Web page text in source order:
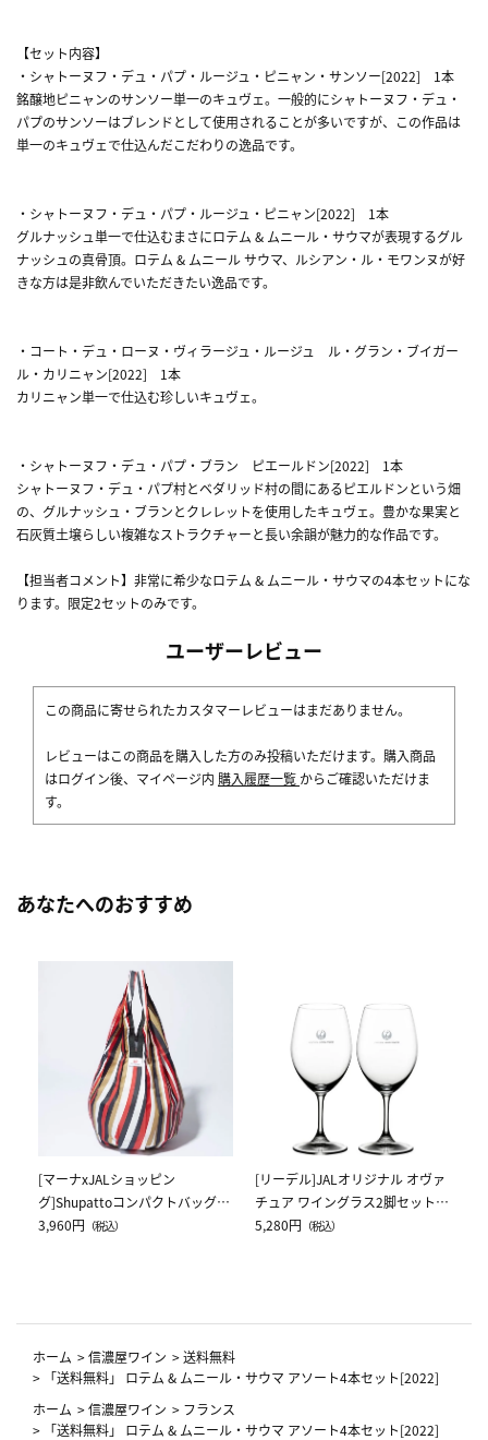
【セット内容】
・シャトーヌフ・デュ・パプ・ルージュ・ピニャン・サンソー[2022] 1本
銘醸地ピニャンのサンソー単一のキュヴェ。一般的にシャトーヌフ・デュ・
パプのサンソーはブレンドとして使用されることが多いですが、この作品は
単一のキュヴェで仕込んだこだわりの逸品です。
・シャトーヌフ・デュ・パプ・ルージュ・ピニャン[2022] 1本
グルナッシュ単一で仕込むまさにロテム & ムニール・サウマが表現するグル
ナッシュの真骨頂。ロテム & ムニール サウマ、ルシアン・ル・モワンヌが好
きな方は是非飲んでいただきたい逸品です。
・コート・デュ・ローヌ・ヴィラージュ・ルージュ ル・グラン・ブイガー
ル・カリニャン[2022] 1本
カリニャン単一で仕込む珍しいキュヴェ。
・シャトーヌフ・デュ・パプ・ブラン ピエールドン[2022] 1本
シャトーヌフ・デュ・パプ村とベダリッド村の間にあるピエルドンという畑
の、グルナッシュ・ブランとクレレットを使用したキュヴェ。豊かな果実と
石灰質土壌らしい複雑なストラクチャーと長い余韻が魅力的な作品です。
【担当者コメント】非常に希少なロテム & ムニール・サウマの4本セットにな
ります。限定2セットのみです。
ユーザーレビュー
この商品に寄せられたカスタマーレビューはまだありません。
レビューはこの商品を購入した方のみ投稿いただけます。購入商品
はログイン後、マイページ内 購入履歴一覧 からご確認いただけま
す。
あなたへのおすすめ
[マーナxJALショッピン
グ]Shupattoコンパクトバッグ
Drop JAL客室乗務員（LC）スカ
3,960円 （税込）
[リーデル]JALオリジナル オヴァ
チュア ワイングラス2脚セット
（レッドワイン）
5,280円 （税込）
ホーム >信濃屋ワイン >送料無料
> 「送料無料」 ロテム & ムニール・サウマ アソート4本セット[2022]
ホーム >信濃屋ワイン > フランス
> 「送料無料」 ロテム & ムニール・サウマ アソート4本セット[2022]